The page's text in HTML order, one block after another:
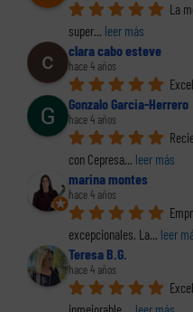
La
super... leer más
clara cabo esteve
hace 4 años
Gonzalo Garcia-Herrero
hace 4 años
con Cepresa... leer más
marina montes
hace 4 años
excepcionales. La... leer
Teresa B.G.
hace 4 años